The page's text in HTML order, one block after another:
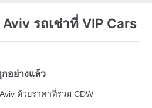
รถเช่าที่ VIP Cars
อย่างแล้ว
ด้วยราคาที่รวม CDW